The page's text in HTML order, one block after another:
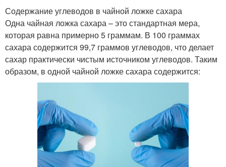
Содержание углеводов в чайной ложке сахара
Одна чайная ложка сахара – это стандартная мера,
которая равна примерно 5 граммам. В 100 граммах
сахара содержится 99,7 граммов углеводов, что делает
сахар практически чистым источником углеводов. Таким
образом, в одной чайной ложке сахара содержится: